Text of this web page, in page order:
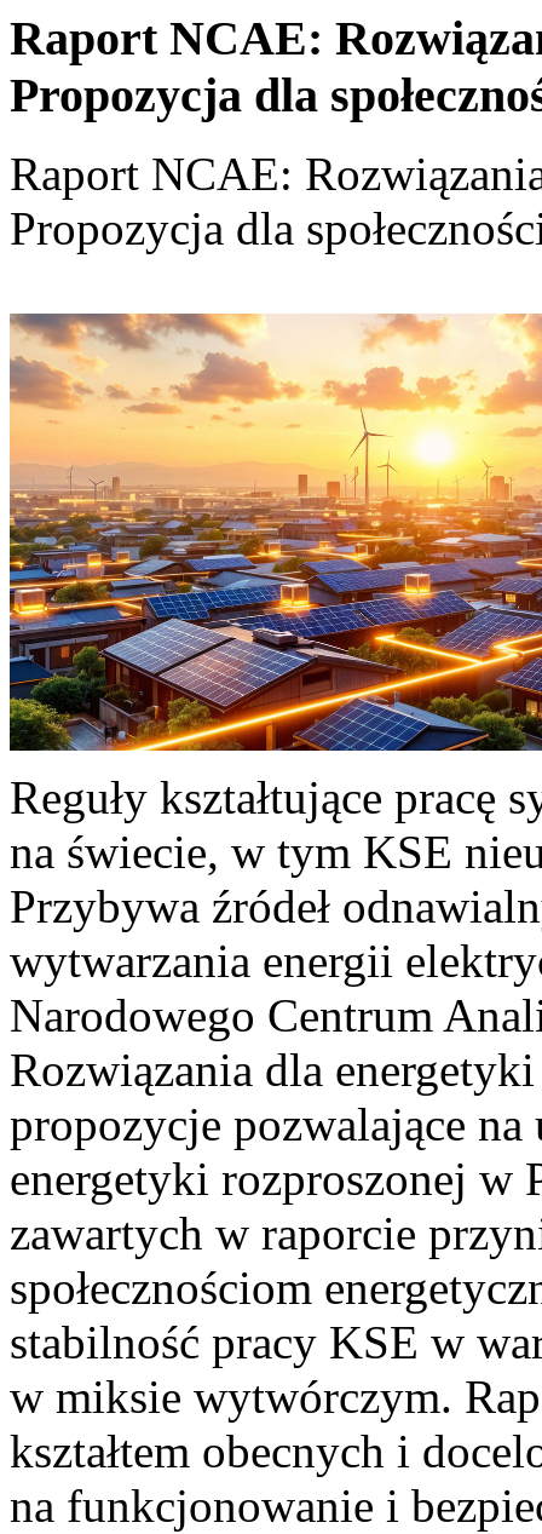
Raport NCAE:
Propozycja dla
Raport NCAE:
Propozycja dla
Reguły kształtujące pracę
na świecie, w tym KSE
Przybywa źródeł
wytwarzania energii
Narodowego Centrum
Rozwiązania dla
propozycje pozwalające
energetyki rozproszonej w
zawartych w raporcie
społecznościom
stabilność pracy KSE w
w miksie wytwórczym.
kształtem obecnych i
na funkcjonowanie i